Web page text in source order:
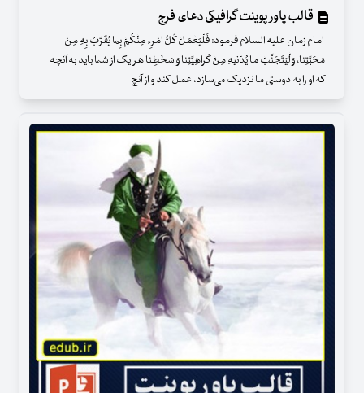
قالب پاور پوینت گرافیکی دعای فرج
امام زمان علیه السلام فرمود: فَلْیَعْمَلْ کُلُّ امْرِء مِنْکُمْ بِما یُقَرَّبُ بِهِ مِنْ
مَحَبَّتِنا، وَلْیَتَجَنَّبْ ما یُدْنیهِ مِنْ کَراهِیَّتِنا وَ سَخَطِنا هر یک از شما باید به آنچه
که او را به دوستى ما نزدیک مى‌سازد، عمل کند و از آنچ